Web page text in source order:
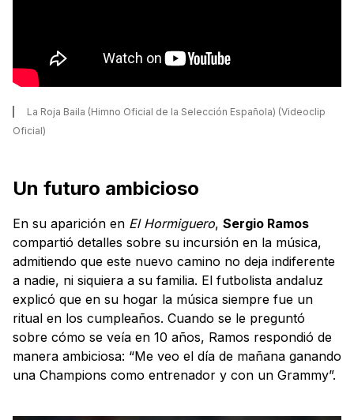
La Roja Baila (Himno Oficial de la Selección Española) (Videoclip
Oficial)
Un futuro ambicioso
En su aparición en El Hormiguero, Sergio Ramos
compartió detalles sobre su incursión en la música,
admitiendo que este nuevo camino no deja indiferente
a nadie, ni siquiera a su familia. El futbolista andaluz
explicó que en su hogar la música siempre fue un
ritual en los cumpleaños. Cuando se le preguntó
sobre cómo se veía en 10 años, Ramos respondió de
manera ambiciosa: “Me veo el día de mañana ganando
una Champions como entrenador y con un Grammy”.